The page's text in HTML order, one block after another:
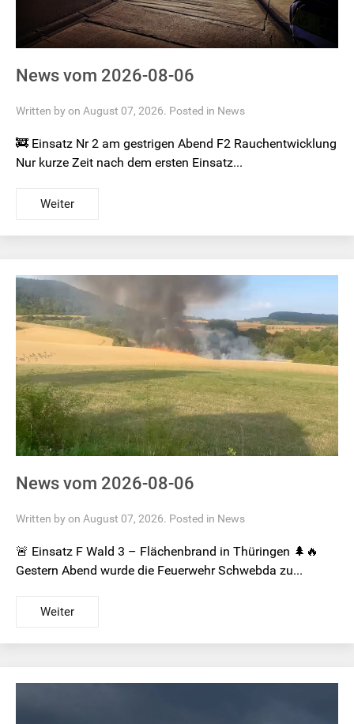
News vom 2026-08-06
Written by on August 07, 2026. Posted in News
🚒 Einsatz Nr 2 am gestrigen Abend F2 Rauchentwicklung
Nur kurze Zeit nach dem ersten Einsatz...
Weiter
News vom 2026-08-06
Written by on August 07, 2026. Posted in News
🚨 Einsatz F Wald 3 – Flächenbrand in Thüringen 🌲🔥
Gestern Abend wurde die Feuerwehr Schwebda zu...
Weiter